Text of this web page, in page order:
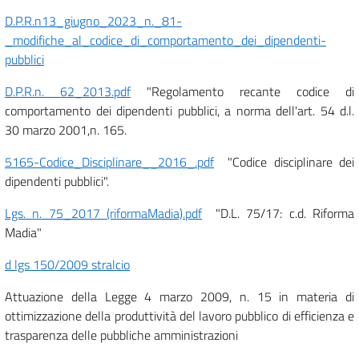
D.P.R.n13_giugno_2023_n._81-
_modifiche_al_codice_di_comportamento_dei_dipendenti-
pubblici
D.P.R.n. 62_2013.pdf"Regolamento recante codice di
comportamento dei dipendenti pubblici, a norma dell'art. 54 d.l.
30 marzo 2001,n. 165.
5165-Codice_Disciplinare__2016_.pdf"Codice disciplinare dei
dipendenti pubblici".
Lgs. n. 75_2017 (riformaMadia).pdf"D.L. 75/17: c.d. Riforma
Madia"
d lgs 150/2009 stralcio
Attuazione della Legge 4 marzo 2009, n. 15 in materia di
ottimizzazione della produttività del lavoro pubblico di efficienza e
trasparenza delle pubbliche amministrazioni